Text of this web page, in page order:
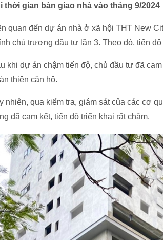
thời gian bàn giao nhà vào tháng 9/2024
quan đến dự án nhà ở xã hội THT New
chủ trương đầu tư lần 3. Theo đó, tiến
khi dự án chậm tiến độ, chủ đầu tư đã
thiện căn hộ.
nhiên, qua kiểm tra, giám sát của các cơ
đã cam kết, tiến độ triển khai rất chậm.